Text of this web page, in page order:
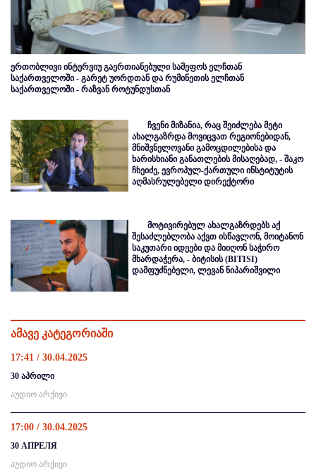
ერთობლივი ინტერვიუ გაერთიანებული სამეფოს ელჩთან
საქართველოში - გარეტ უორდთან და რუმინეთის ელჩთან
საქართველოში - რაზვან როტუნდუსთან
ჩვენი მიზანია, რაც შეიძლება მეტი
ახალგაზრდა მოვიცვათ რეგიონებიდან,
მნიშვნელოვანი გამოცდილებისა და
ხარისხიანი განათლების მისაღებად, - შაკო
ჩხეიძე, ევროპულ-ქართული ინსტიტუტის
აღმასრულებელი დირექტორი
მოტივირებულ ახალგაზრდებს აქ
შესაძლებლობა აქვთ ისწავლონ, მოიტანონ
საკუთარი იდეები და მიიღონ საჭირო
მხარდაჭერა, - ბიტისის (BITISI)
დამფუძნებელი, ლევან ნიპარიშვილი
ამავე კატეგორიაში
17:41 / 30.04.2025
30 აპრილი
აუდიო არქივი
17:00 / 30.04.2025
30 АПРЕЛЯ
აუდიო არქივი